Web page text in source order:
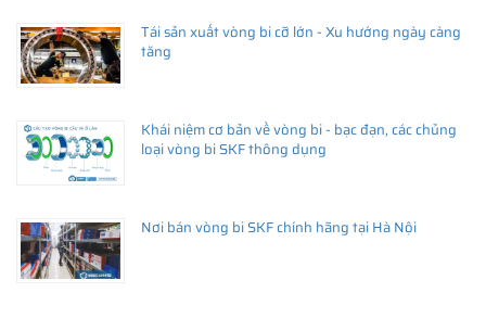
Tái sản xuất vòng bi cỡ lớn - Xu hướng ngày càng
tăng
Khái niệm cơ bản về vòng bi - bạc đạn, các chủng
loại vòng bi SKF thông dụng
Nơi bán vòng bi SKF chính hãng tại Hà Nội